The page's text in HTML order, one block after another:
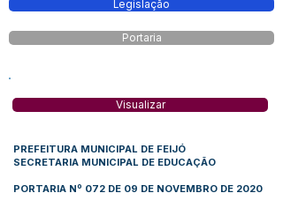
Legislação
Portaria
Visualizar
PREFEITURA MUNICIPAL DE FEIJÓ
SECRETARIA MUNICIPAL DE EDUCAÇÃO
PORTARIA Nº 072 DE 09 DE NOVEMBRO DE 2020